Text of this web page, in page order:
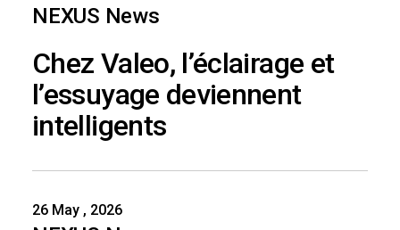
NEXUS News
Chez Valeo, l’éclairage et
l’essuyage deviennent
intelligents
26 May , 2026